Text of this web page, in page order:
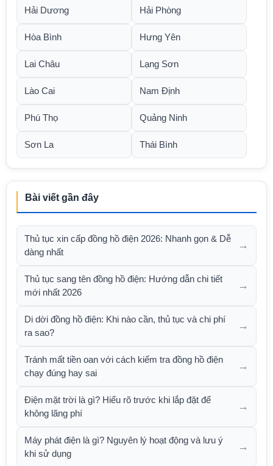
Hải Dương Hải Phòng
Hòa Bình Hưng Yên
Lai Châu Lạng Sơn
Lào Cai Nam Định
Phú Thọ Quảng Ninh
Sơn La Thái Bình
Bài viết gần đây
Thủ tục xin cấp đồng hồ điện 2026: Nhanh gọn & Dễ
dàng nhất
→
Thủ tục sang tên đồng hồ điện: Hướng dẫn chi tiết
mới nhất 2026
→
Di dời đồng hồ điện: Khi nào cần, thủ tục và chi phí
ra sao?
→
Tránh mất tiền oan với cách kiểm tra đồng hồ điện
chạy đúng hay sai
→
Điện mặt trời là gì? Hiểu rõ trước khi lắp đặt để
không lãng phí
→
Máy phát điện là gì? Nguyên lý hoạt động và lưu ý
khi sử dụng
→